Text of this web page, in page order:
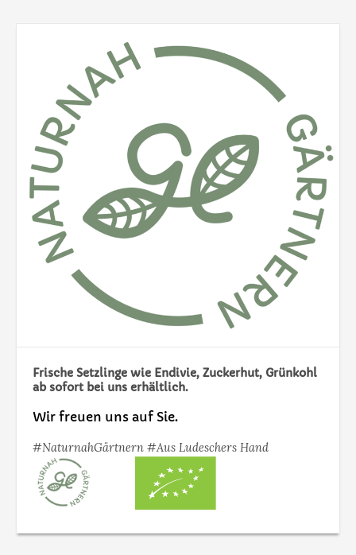
Frische Setzlinge wie Endivie, Zuckerhut, Grünkohl
ab sofort bei uns erhältlich.
Wir freuen uns auf Sie.
#NaturnahGärtnern #Aus Ludeschers Hand